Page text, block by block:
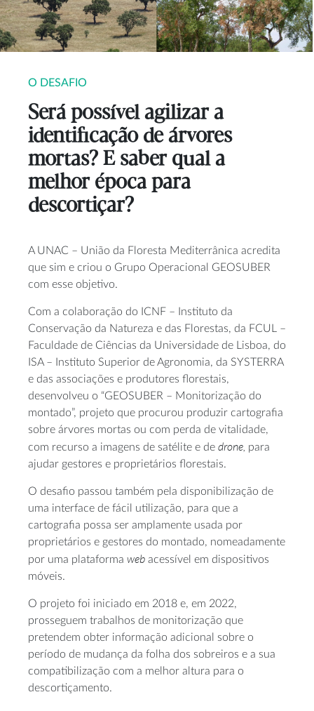
O DESAFIO
Será possível agilizar a
identificação de árvores
mortas? E saber qual a
melhor época para
descortiçar?
A UNAC – União da Floresta Mediterrânica acredita
que sim e criou o Grupo Operacional GEOSUBER
com esse objetivo.
Com a colaboração do ICNF – Instituto da
Conservação da Natureza e das Florestas, da FCUL –
Faculdade de Ciências da Universidade de Lisboa, do
ISA – Instituto Superior de Agronomia, da SYSTERRA
e das associações e produtores florestais,
desenvolveu o “GEOSUBER – Monitorização do
montado”, projeto que procurou produzir cartografia
sobre árvores mortas ou com perda de vitalidade,
com recurso a imagens de satélite e de drone, para
ajudar gestores e proprietários florestais.
O desafio passou também pela disponibilização de
uma interface de fácil utilização, para que a
cartografia possa ser amplamente usada por
proprietários e gestores do montado, nomeadamente
por uma plataforma web acessível em dispositivos
móveis.
O projeto foi iniciado em 2018 e, em 2022,
prosseguem trabalhos de monitorização que
pretendem obter informação adicional sobre o
período de mudança da folha dos sobreiros e a sua
compatibilização com a melhor altura para o
descortiçamento.